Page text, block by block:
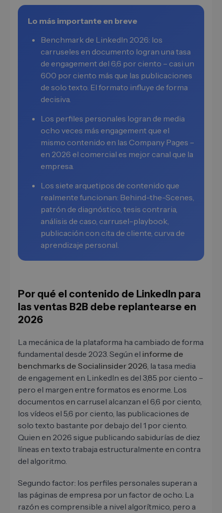
Lo más importante en breve
Benchmark de LinkedIn 2026: los
carruseles en documento logran una tasa
de engagement del 6,6 por ciento – casi un
600 por ciento más que las publicaciones
de solo texto. El formato influye de forma
decisiva.
Los perfiles personales logran de media
ocho veces más engagement que el
mismo contenido en las Company Pages –
en 2026 el comercial es mejor canal que la
empresa.
Los siete arquetipos de contenido que
realmente funcionan: Behind-the-Scenes,
patrón de diagnóstico, tesis contraria,
análisis de caso, carrusel-playbook,
publicación con cita de cliente, curva de
aprendizaje personal.
Por qué el contenido de LinkedIn para
las ventas B2B debe replantearse en
2026
La mecánica de la plataforma ha cambiado de forma
fundamental desde 2023. Según el informe de
benchmarks de Socialinsider 2026, la tasa media
de engagement en LinkedIn es del 3,85 por ciento –
pero el margen entre formatos es enorme. Los
documentos en carrusel alcanzan el 6,6 por ciento,
los vídeos el 5,6 por ciento, las publicaciones de
solo texto bastante por debajo del 1 por ciento.
Quien en 2026 sigue publicando sabidurías de diez
líneas en texto trabaja estructuralmente en contra
del algoritmo.
Segundo factor: los perfiles personales superan a
las páginas de empresa por un factor de ocho. La
razón es comprensible a nivel algorítmico, pero a